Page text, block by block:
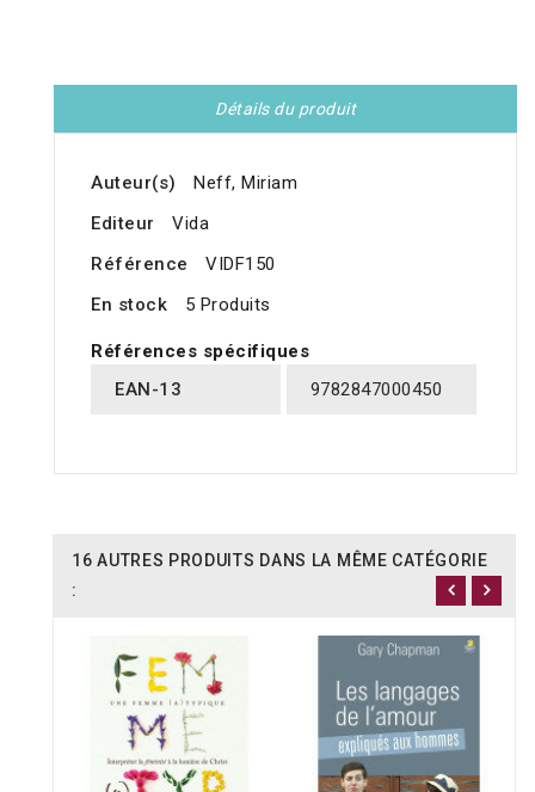
Détails du produit
Auteur(s)
Neff, Miriam
Editeur
Vida
Référence
VIDF150
En stock
5 Produits
Références spécifiques
EAN-13
9782847000450
16 AUTRES PRODUITS DANS LA MÊME CATÉGORIE
: